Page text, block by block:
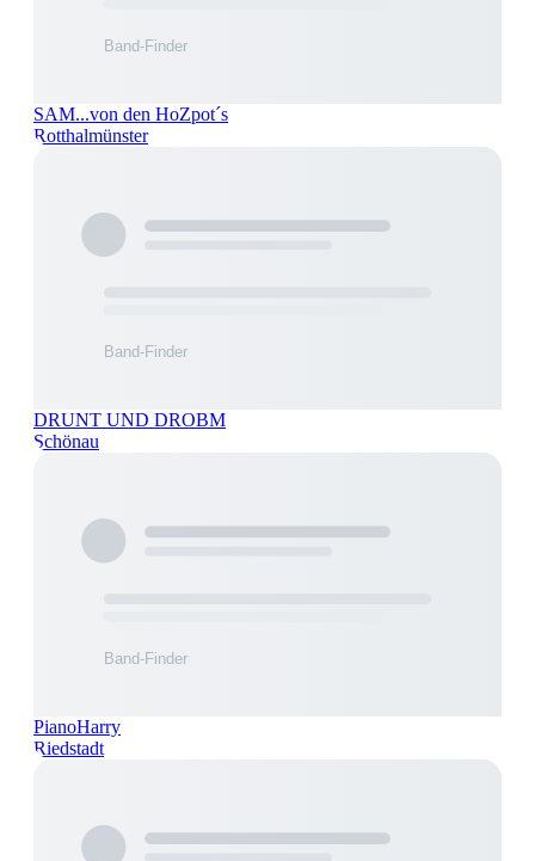
SAM...von den HoZpot´s
Rotthalmünster
DRUNT UND DROBM
Schönau
PianoHarry
Riedstadt